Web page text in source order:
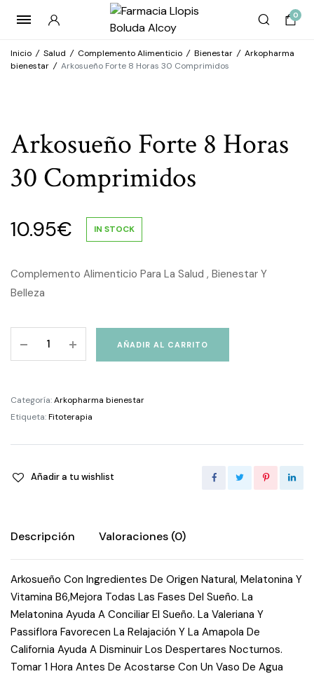
0
Inicio / Salud / Complemento Alimenticio / Bienestar / Arkopharma
bienestar / Arkosueño Forte 8 Horas 30 Comprimidos
Arkosueño Forte 8 Horas
30 Comprimidos
10.95€ IN STOCK
Complemento Alimenticio Para La Salud , Bienestar Y
Belleza
Forte
30
Comprimidos
AÑADIR AL CARRITO
Categoría:Arkopharma bienestar
Etiqueta:Fitoterapia
Añadir a tu wishlist
Descripción Valoraciones (0)
Arkosueño Con Ingredientes De Origen Natural, Melatonina Y
Vitamina B6,Mejora Todas Las Fases Del Sueño. La
Melatonina Ayuda A Conciliar El Sueño. La Valeriana Y
Passiflora Favorecen La Relajación Y La Amapola De
California Ayuda A Disminuir Los Despertares Nocturnos.
Tomar 1 Hora Antes De Acostarse Con Un Vaso De Agua